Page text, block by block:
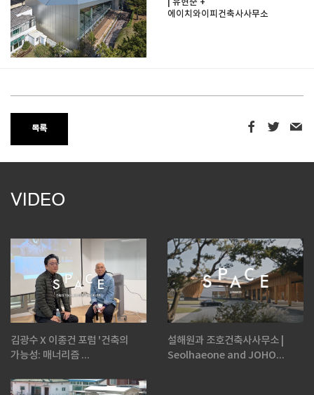
| 유현준 +
에이치와이피건축사사무소
목록
VIDEO
김광수 X 이종건 포럼 '건축의
가능성: 매너리즘 ...
설해원과 조호건축사사무소 |
Seolhaeone and JOHO...